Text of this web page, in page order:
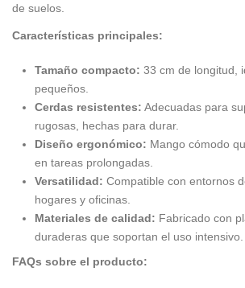
de suelos.
Características principales:
Tamaño compacto: 33 cm de longitud,
pequeños.
Cerdas resistentes: Adecuadas para
rugosas, hechas para durar.
Diseño ergonómico: Mango cómodo
en tareas prolongadas.
Versatilidad: Compatible con entornos
hogares y oficinas.
Materiales de calidad: Fabricado con
duraderas que soportan el uso intensivo.
FAQs sobre el producto: